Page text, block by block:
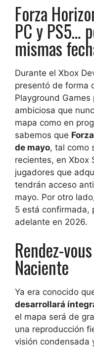
Forza
PC y PS5…
mismas
Durante el Xbox
presentó de forma
Playground
ambiciosa que
mapa como en
sabemos que
de mayo, tal como
recientes, en Xbox
jugadores que
tendrán acceso
mayo. Por otro
5 está confirmada,
adelante en 2026.
Rendez-
Naciente
Ya era conocido
desarrollará
el mapa será de
una reproducción
visión condensada